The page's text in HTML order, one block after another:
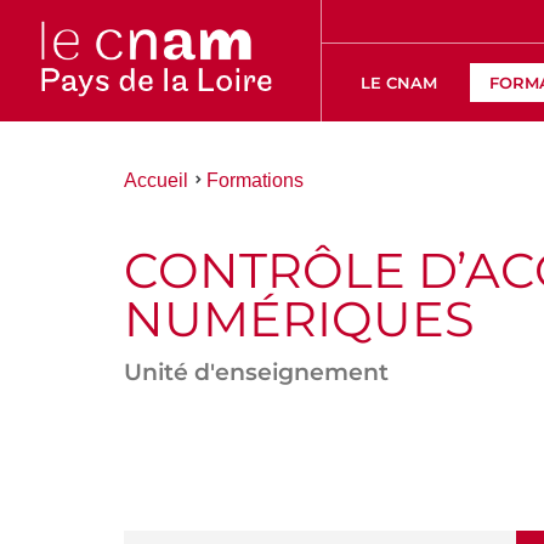
LE CNAM
Vous
Accueil Formations
CONTRÔLE
NUMÉRIQUES
Unité d'enseignement